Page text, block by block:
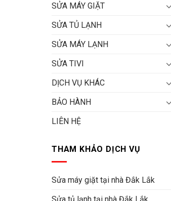
SỬA MÁY GIẶT
SỬA TỦ LẠNH
SỬA MÁY LẠNH
SỬA TIVI
DỊCH VỤ KHÁC
BẢO HÀNH
LIÊN HỆ
THAM KHẢO DỊCH VỤ
Sửa máy giặt tại nhà Đắk Lắk